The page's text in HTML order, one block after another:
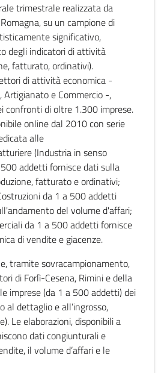
trimestrale realizzata da
su un campione di
significativo,
degli indicatori di attività
fatturato, ordinativi).
di attività economica -
Artigianato e Commercio -,
confronti di oltre 1.300 imprese.
online dal 2010 con serie
alle
(Industria in senso
addetti fornisce dati sulla
fatturato e ordinativi;
da 1 a 500 addetti
del volume d'affari;
da 1 a 500 addetti fornisce
di vendite e giacenze.
tramite sovracampionamento,
di Forlì-Cesena, Rimini e della
imprese (da 1 a 500 addetti) dei
al dettaglio e all’ingrosso,
Le elaborazioni, disponibili a
dati congiunturali e
il volume d’affari e le